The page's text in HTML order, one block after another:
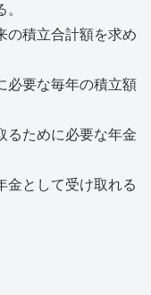
積立合計額を求め
要な毎年の積立額
ために必要な年金
として受け取れる